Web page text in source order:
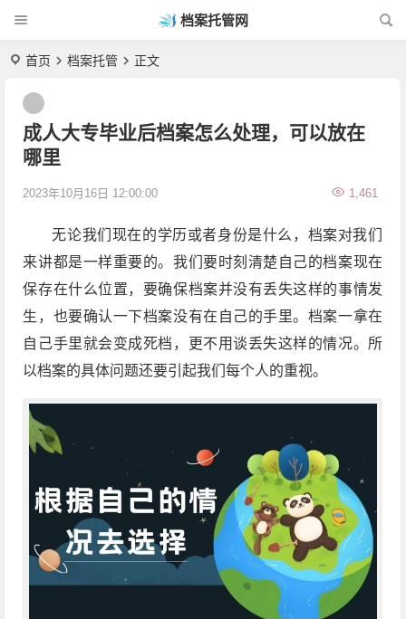
档案托管网
首页 档案托管 正文
成人大专毕业后档案怎么处理，可以放在
哪里
2023年10月16日 12:00:00 1,461
无论我们现在的学历或者身份是什么，档案对我们
来讲都是一样重要的。我们要时刻清楚自己的档案现在
保存在什么位置，要确保档案并没有丢失这样的事情发
生，也要确认一下档案没有在自己的手里。档案一拿在
自己手里就会变成死档，更不用谈丢失这样的情况。所
以档案的具体问题还要引起我们每个人的重视。